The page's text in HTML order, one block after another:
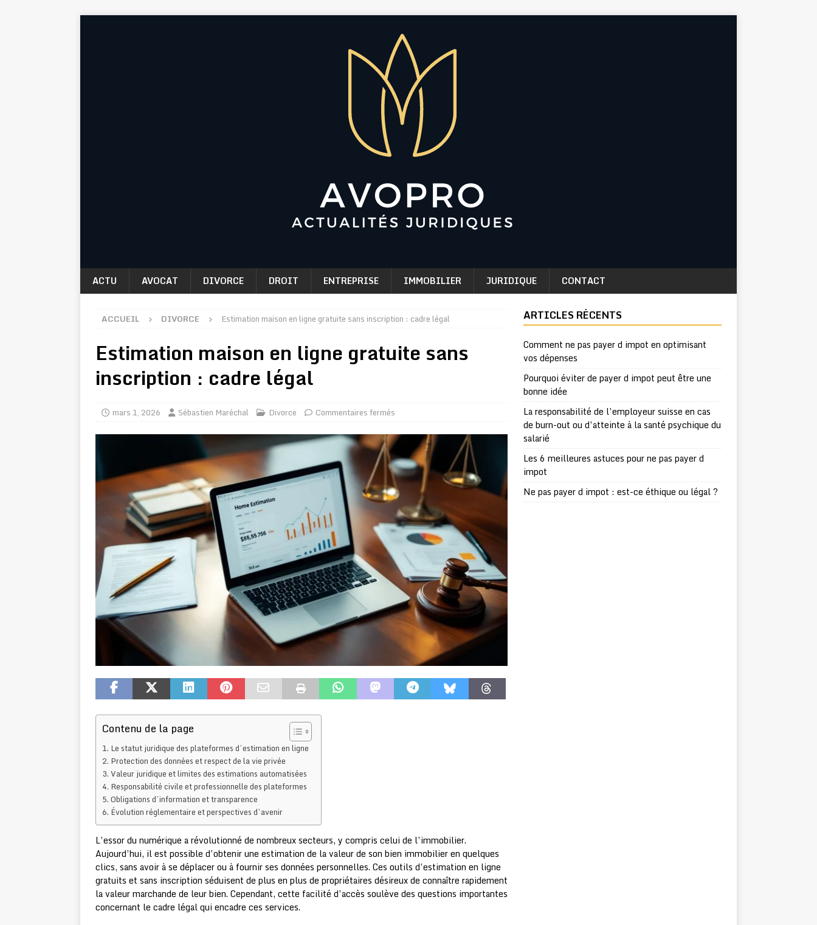
ACTU AVOCAT DIVORCE DROIT ENTREPRISE IMMOBILIER JURIDIQUE CONTACT
ACCUEIL DIVORCE Estimation maison en ligne gratuite sans inscription : cadre légal
Estimation maison en ligne gratuite sans
inscription : cadre légal
mars 1, 2026 Sébastien Maréchal Divorce Commentaires fermés
Contenu de la page
Le statut juridique des plateformes d’estimation en ligne
Protection des données et respect de la vie privée
Valeur juridique et limites des estimations automatisées
Responsabilité civile et professionnelle des plateformes
Obligations d’information et transparence
Évolution réglementaire et perspectives d’avenir
L’essor du numérique a révolutionné de nombreux secteurs, y compris celui de l’immobilier.
Aujourd’hui, il est possible d’obtenir une estimation de la valeur de son bien immobilier en quelques
clics, sans avoir à se déplacer ou à fournir ses données personnelles. Ces outils d’estimation en ligne
gratuits et sans inscription séduisent de plus en plus de propriétaires désireux de connaître rapidement
la valeur marchande de leur bien. Cependant, cette facilité d’accès soulève des questions importantes
concernant le cadre légal qui encadre ces services.
ARTICLES RÉCENTS
Comment ne pas payer d impot en optimisant
vos dépenses
Pourquoi éviter de payer d impot peut être une
bonne idée
La responsabilité de l’employeur suisse en cas
de burn-out ou d’atteinte à la santé psychique du
salarié
Les 6 meilleures astuces pour ne pas payer d
impot
Ne pas payer d impot : est-ce éthique ou légal ?